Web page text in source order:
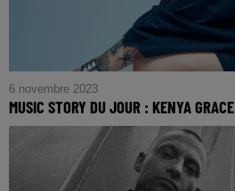
6 novembre 2023
MUSIC STORY DU JOUR : KENYA GRACE